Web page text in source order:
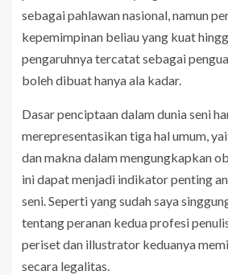
sebagai pahlawan nasional, namun
kepemimpinan beliau yang kuat
pengaruhnya tercatat sebagai
boleh dibuat hanya ala kadar.
Dasar penciptaan dalam dunia seni
merepresentasikan tiga hal umum,
dan makna dalam mengungkapkan
ini dapat menjadi indikator penting
seni. Seperti yang sudah saya
tentang peranan kedua profesi
periset dan illustrator keduanya
secara legalitas.